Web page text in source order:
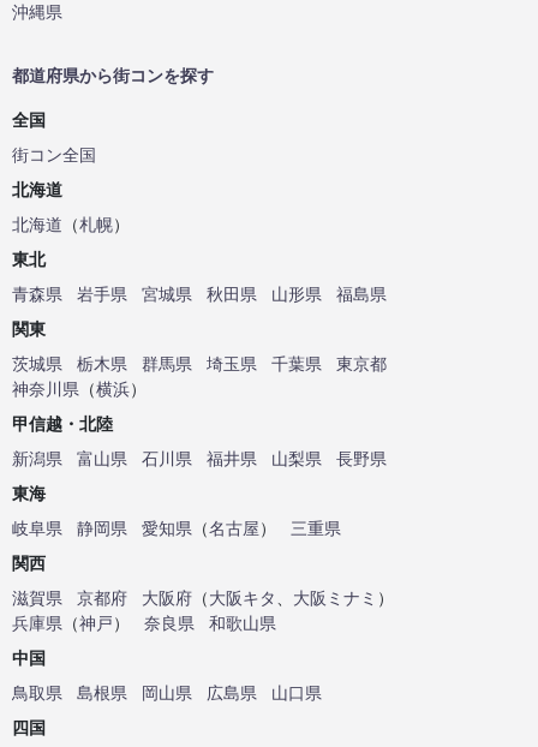
沖縄県
都道府県から街コンを探す
全国
街コン全国
北海道
北海道 （札幌）
東北
青森県
岩手県 宮城県 秋田県 山形県
福島県
関東
茨城県
栃木県 群馬県 埼玉県 千葉県
東京都
神奈川県 （横浜）
甲信越・北陸
新潟県
富山県 石川県 福井県 山梨県
長野県
東海
岐阜県
静岡県 愛知県 （名古屋）
三重県
関西
滋賀県
京都府 大阪府 （大阪キタ 大阪ミナミ ）
兵庫県 （神戸） 奈良県
和歌山県
中国
鳥取県
島根県 岡山県 広島県
山口県
四国